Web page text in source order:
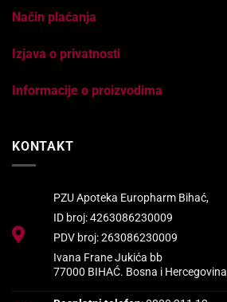
Način plaćanja
Izjava o privatnosti
Informacije o proizvodima
KONTAKT
PZU Apoteka Europharm Bihać,
ID broj: 4263086230009
PDV broj: 263086230009
Ivana Frane Jukića bb
77000 BIHAĆ. Bosna i Hercegovina